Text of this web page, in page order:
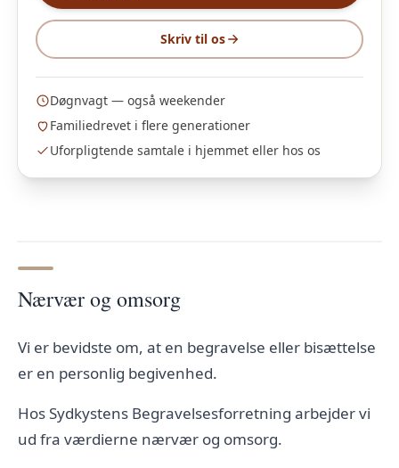
Skriv til os
Døgnvagt — også weekender
Familiedrevet i flere generationer
Uforpligtende samtale i hjemmet eller hos os
Nærvær og omsorg
Vi er bevidste om, at en begravelse eller bisættelse
er en personlig begivenhed.
Hos Sydkystens Begravelsesforretning arbejder vi
ud fra værdierne nærvær og omsorg.